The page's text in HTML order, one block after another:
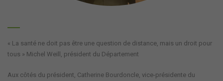
« La santé ne doit pas être une question de distance, mais un droit pour
tous » Michel Weill, président du Département
Aux côtés du président, Catherine Bourdoncle, vice-présidente du